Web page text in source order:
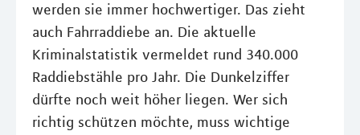
werden sie immer hochwertiger. Das zieht
auch Fahrraddiebe an. Die aktuelle
Kriminalstatistik vermeldet rund 340.000
Raddiebstähle pro Jahr. Die Dunkelziffer
dürfte noch weit höher liegen. Wer sich
richtig schützen möchte, muss wichtige